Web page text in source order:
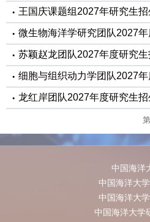
王国庆课题组2027年研究生招
微生物海洋学研究团队2027
苏颖赵龙团队2027年度研究
细胞与组织动力学团队2027
龙红岸团队2027年度研究生招
中国海洋
中国海洋大
中国海洋大
中国海洋大学